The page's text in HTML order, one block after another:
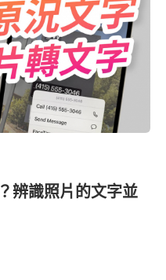
辨識照片的文字並